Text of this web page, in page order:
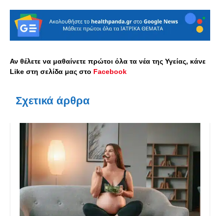
Αν θέλετε να μαθαίνετε πρώτοι όλα τα νέα της Υγείας, κάνε
Like στη σελίδα μας στο Facebook
Σχετικά άρθρα